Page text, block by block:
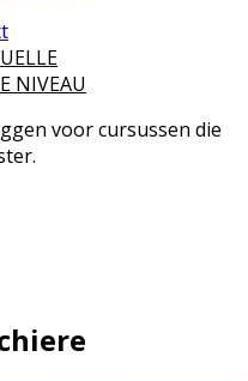
NIVEAU
voor cursussen die